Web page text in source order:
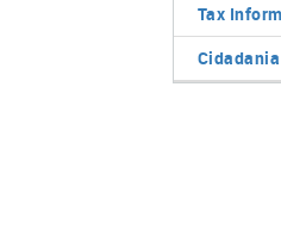
Tax